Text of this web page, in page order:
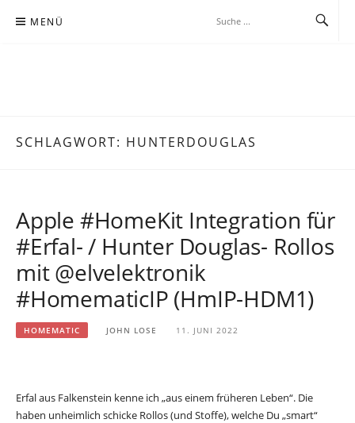
Inhalt MENÜ
SCHLAGWORT: HUNTERDOUGLAS
Apple #HomeKit Integration für
#Erfal- / Hunter Douglas- Rollos
mit @elvelektronik
#HomematicIP (HmIP-HDM1)
HOMEMATIC JOHN LOSE 11. JUNI 2022
Erfal aus Falkenstein kenne ich „aus einem früheren Leben“. Die
haben unheimlich schicke Rollos (und Stoffe), welche Du „smart“